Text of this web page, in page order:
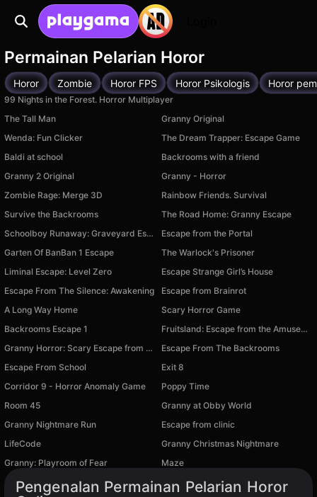
Permainan Pelarian Horor
Horor Zombie Horor FPS Horor Psikologis Horor
99 Nights in the Forest. Horror Multiplayer
The Tall Man
Granny Original
Wenda: Fun Clicker
The Dream Trapper: Escape Game
Baldi at school
Backrooms with a friend
Granny 2 Original
Granny - Horror
Zombie Rage: Merge 3D
Rainbow Friends. Survival
Survive the Backrooms
The Road Home: Granny Escape
Schoolboy Runaway: Graveyard Escape
Escape from the Portal
Garten Of BanBan 1 Escape
The Warlock's Prisoner
Liminal Escape: Level Zero
Escape Strange Girl’s House
Escape From The Silence: Awakening
Escape from Brainrot
A Long Way Home
Scary Horror Game
Backrooms Escape 1
Fruitsland: Escape from the Amusement Park
Granny Horror: Scary Escape from Home
Escape From The Backrooms
Escape From School
Exit 8
Corridor 9 - Horror Anomaly Game Poppy Time
Room 45 Granny at Obby World
Granny Nightmare Run Escape from clinic
LifeCode Granny Christmas Nightmare
Tersedia di PC
Granny: Playroom of Fear Maze
Pengenalan Permainan Pelarian Horor